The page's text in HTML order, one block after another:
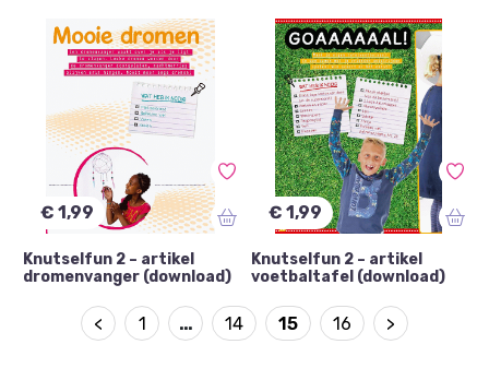
€ 1,99
Knutselfun 2 – artikel
dromenvanger (download)
€ 1,99
Knutselfun 2 – artikel
voetbaltafel (download)
< 1 … 14 15 16 >